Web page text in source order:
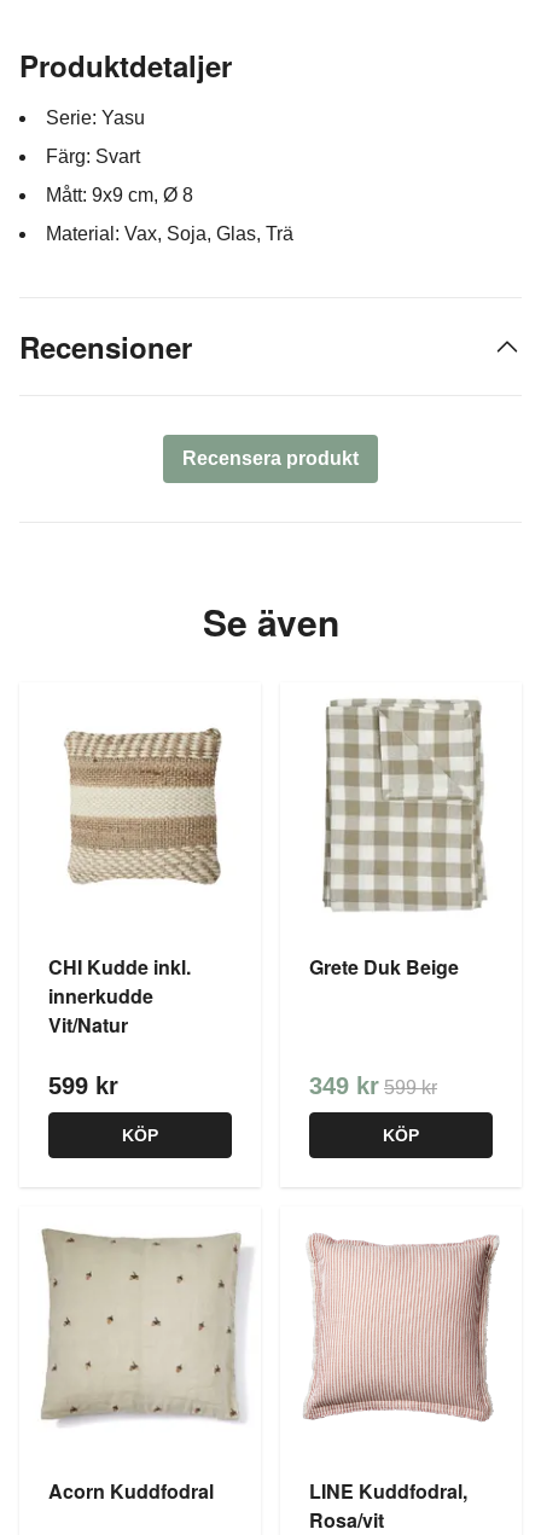
Produktdetaljer
Serie: Yasu
Färg: Svart
Mått: 9x9 cm, Ø 8
Material: Vax, Soja, Glas, Trä
Recensioner
Recensera produkt
Se även
CHI Kudde inkl.
innerkudde
Vit/Natur
599 kr
KÖP
Grete Duk Beige
349 kr 599 kr
KÖP
Acorn Kuddfodral
LINE Kuddfodral,
Rosa/vit